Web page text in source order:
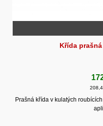
Křída
Prašná křída v kulatých